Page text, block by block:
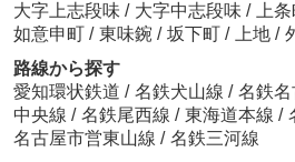
大字上志段味 / 大字中志段味 / 上
如意申町 / 東味鋺 / 坂下町 / 上地 /
路線から探す
愛知環状鉄道 / 名鉄犬山線 / 名鉄
中央線 / 名鉄尾西線 / 東海道本線 /
名古屋市営東山線 / 名鉄三河線